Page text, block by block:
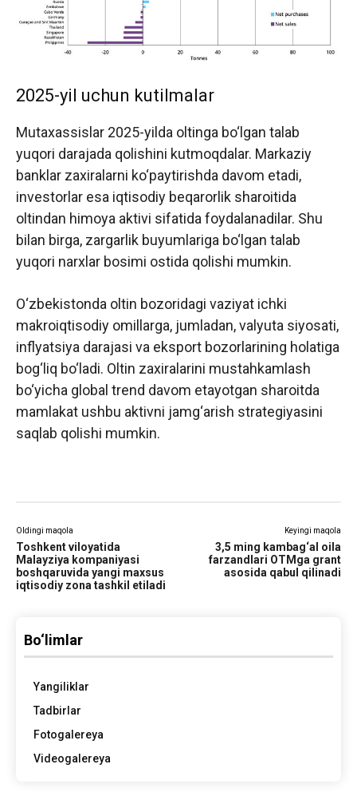
2025-yil uchun kutilmalar
Mutaxassislar 2025-yilda oltinga bo‘lgan talab
yuqori darajada qolishini kutmoqdalar. Markaziy
banklar zaxiralarni ko‘paytirishda davom etadi,
investorlar esa iqtisodiy beqarorlik sharoitida
oltindan himoya aktivi sifatida foydalanadilar. Shu
bilan birga, zargarlik buyumlariga bo‘lgan talab
yuqori narxlar bosimi ostida qolishi mumkin.
O‘zbekistonda oltin bozoridagi vaziyat ichki
makroiqtisodiy omillarga, jumladan, valyuta siyosati,
inflyatsiya darajasi va eksport bozorlarining holatiga
bog‘liq bo‘ladi. Oltin zaxiralarini mustahkamlash
bo‘yicha global trend davom etayotgan sharoitda
mamlakat ushbu aktivni jamg‘arish strategiyasini
saqlab qolishi mumkin.
Oldingi maqola
Toshkent viloyatida
Malayziya kompaniyasi
boshqaruvida yangi maxsus
iqtisodiy zona tashkil etiladi
Keyingi maqola
3,5 ming kambag‘al oila
farzandlari OTMga grant
asosida qabul qilinadi
Bo‘limlar
Yangiliklar
Tadbirlar
Fotogalereya
Videogalereya